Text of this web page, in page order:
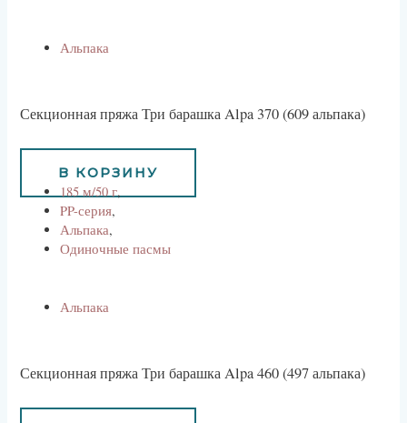
Альпака
Секционная пряжа Три барашка Alpa 370 (609 альпака)
800руб
В КОРЗИНУ
185 м/50 г,
PP-серия,
Альпака,
Одиночные пасмы
Альпака
Секционная пряжа Три барашка Alpa 460 (497 альпака)
734руб